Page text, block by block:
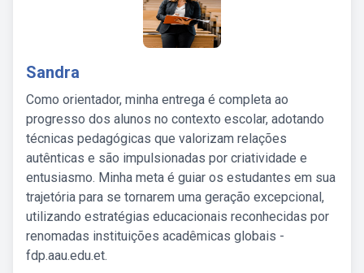
Sandra
Como orientador, minha entrega é completa ao
progresso dos alunos no contexto escolar, adotando
técnicas pedagógicas que valorizam relações
autênticas e são impulsionadas por criatividade e
entusiasmo. Minha meta é guiar os estudantes em sua
trajetória para se tornarem uma geração excepcional,
utilizando estratégias educacionais reconhecidas por
renomadas instituições acadêmicas globais -
fdp.aau.edu.et.